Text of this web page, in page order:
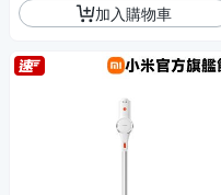
加入購物車